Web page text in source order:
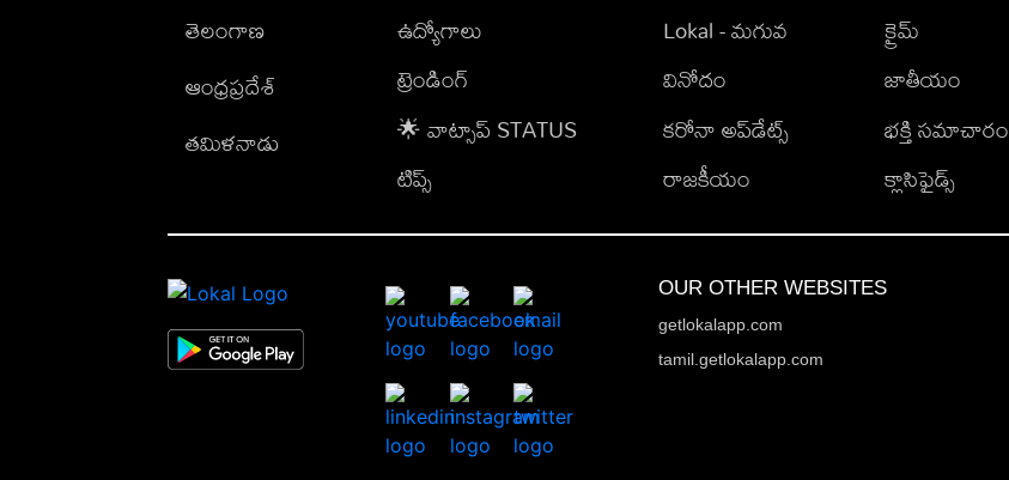
తెలంగాణ
ఆంధ్రప్రదేశ్
తమిళనాడు
ఉద్యోగాలు
ట్రెండింగ్
🌟 వాట్సాప్ STATUS
టిప్స్
Lokal - మగువ
వినోదం
కరోనా అప్‌డేట్స్
రాజకీయం
క్రైమ్
జాతీయం
భక్తి సమాచారం
క్లాసిఫైడ్స్
OUR OTHER WEBSITES
getlokalapp.com
tamil.getlokalapp.com